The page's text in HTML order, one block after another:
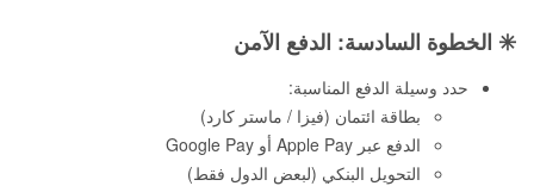
✳️ الخطوة السادسة: الدفع الآمن
حدد وسيلة الدفع المناسبة:
بطاقة ائتمان (فيزا / ماستر كارد)
الدفع عبر Apple Pay أو Google Pay
التحويل البنكي (لبعض الدول فقط)